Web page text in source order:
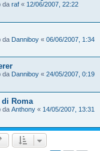
da raf « 12/06/2007, 22:22
da Danniboy « 06/06/2007, 1:34
da Danniboy « 24/05/2007, 0:19
di Roma
da Anthony « 14/05/2007, 13:31